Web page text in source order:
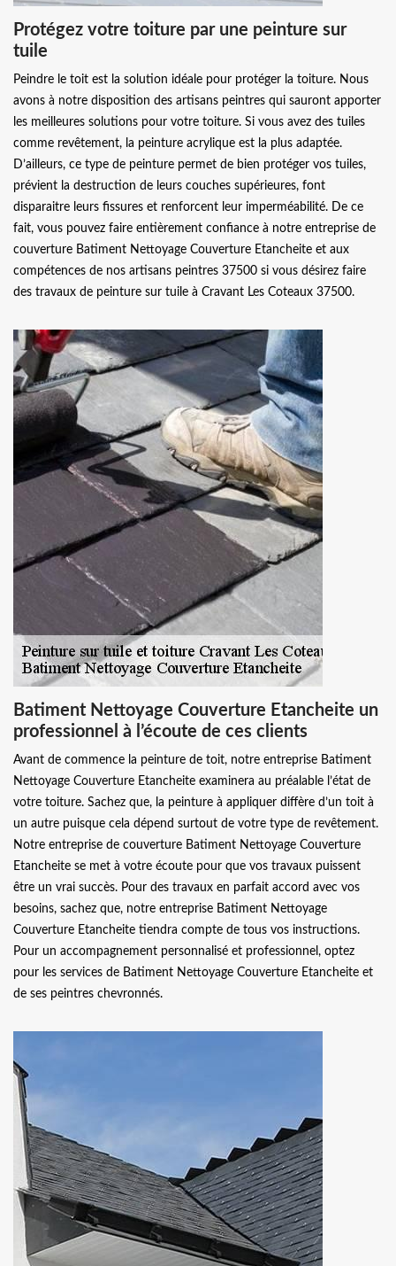
Protégez votre toiture par une peinture sur
tuile
Peindre le toit est la solution idéale pour protéger la toiture. Nous
avons à notre disposition des artisans peintres qui sauront apporter
les meilleures solutions pour votre toiture. Si vous avez des tuiles
comme revêtement, la peinture acrylique est la plus adaptée.
D’ailleurs, ce type de peinture permet de bien protéger vos tuiles,
prévient la destruction de leurs couches supérieures, font
disparaitre leurs fissures et renforcent leur imperméabilité. De ce
fait, vous pouvez faire entièrement confiance à notre entreprise de
couverture Batiment Nettoyage Couverture Etancheite et aux
compétences de nos artisans peintres 37500 si vous désirez faire
des travaux de peinture sur tuile à Cravant Les Coteaux 37500.
Batiment Nettoyage Couverture Etancheite un
professionnel à l’écoute de ces clients
Avant de commence la peinture de toit, notre entreprise Batiment
Nettoyage Couverture Etancheite examinera au préalable l’état de
votre toiture. Sachez que, la peinture à appliquer diffère d’un toit à
un autre puisque cela dépend surtout de votre type de revêtement.
Notre entreprise de couverture Batiment Nettoyage Couverture
Etancheite se met à votre écoute pour que vos travaux puissent
être un vrai succès. Pour des travaux en parfait accord avec vos
besoins, sachez que, notre entreprise Batiment Nettoyage
Couverture Etancheite tiendra compte de tous vos instructions.
Pour un accompagnement personnalisé et professionnel, optez
pour les services de Batiment Nettoyage Couverture Etancheite et
de ses peintres chevronnés.